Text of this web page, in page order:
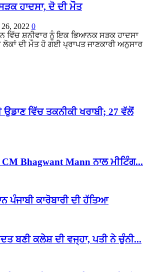
ਹਾਦਸਾ, ਦੋ ਦੀ ਮੌਤ
2022 0
ਵਿੱਚ ਸ਼ਨੀਵਾਰ ਨੂੰ ਇਕ ਭਿਆਨਕ ਸੜਕ ਹਾਦਸਾ
ਲੋਕਾਂ ਦੀ ਮੌਤ ਹੋ ਗਈ ਪ੍ਰਾਪਤ ਜਾਣਕਾਰੀ ਅਨੁਸਾਰ
ਉਡਾਣ ਵਿੱਚ ਤਕਨੀਕੀ ਖਰਾਬੀ; 27 ਵੱਲੋਂ
Bhagwant Mann ਨਾਲ ਮੀਟਿੰਗ...
ਪੰਜਾਬੀ ਕਾਰੋਬਾਰੀ ਦੀ ਹੱਤਿਆ
ਬਣੀ ਕਲੇਸ਼ ਦੀ ਵਜ੍ਹਾ, ਪਤੀ ਨੇ ਚੁੰਨੀ...